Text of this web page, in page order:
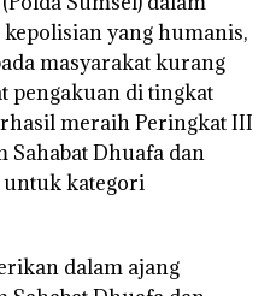
yang humanis,
masyarakat kurang
pengakuan di tingkat
meraihPeringkat III
Sahabat Dhuafa dan
untuk kategori
dalam ajang